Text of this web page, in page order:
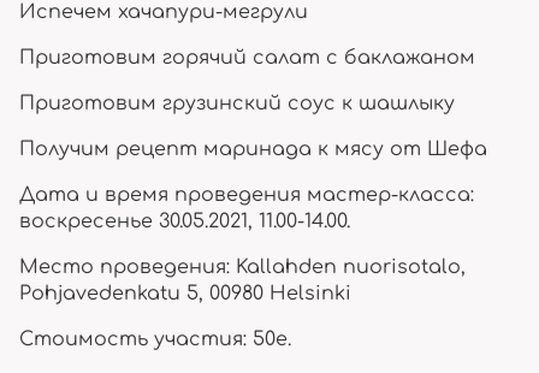
Испечем хачапури-мегрули
Приготовим горячий салат с баклажаном
Приготовим грузинский соус к шашлыку
Получим рецепт маринада к мясу от Шефа
Дата и время проведения мастер-класса:
воскресенье 30.05.2021, 11.00-14.00.
Место проведения: Kallahden nuorisotalo,
Pohjavedenkatu 5, 00980 Helsinki
Стоимость участия: 50е.